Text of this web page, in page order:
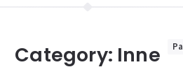
Category: Inne